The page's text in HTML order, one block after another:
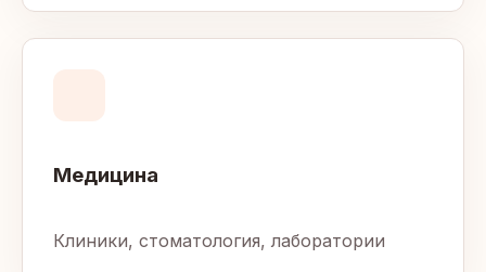
Медицина
Клиники, стоматология, лаборатории